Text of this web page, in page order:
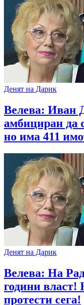
Денят на Дарик
Велева: Иван
амбициран да
но има 411
Денят на Дарик
Велева: На
години власт!
протести сега!